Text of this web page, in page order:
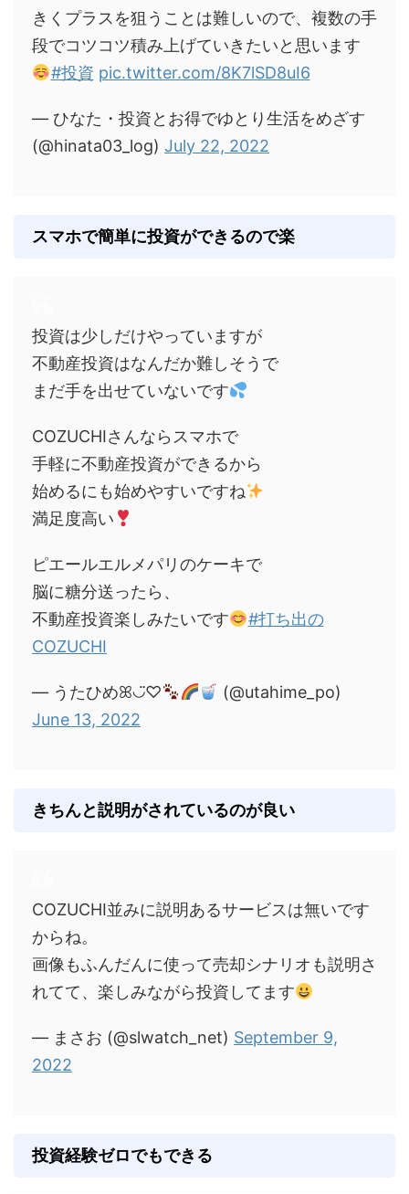
きくプラスを狙うことは難しいので、複数の手
段でコツコツ積み上げていきたいと思います
#投資 pic.twitter.com/8K7lSD8uI6
— ひなた・投資とお得でゆとり生活をめざす
(@hinata03_log) July 22, 2022
スマホで簡単に投資ができるので楽
投資は少しだけやっていますが
不動産投資はなんだか難しそうで
まだ手を出せていないです
COZUCHIさんならスマホで
手軽に不動産投資ができるから
始めるにも始めやすいですね
満足度高い
ピエールエルメパリのケーキで
脳に糖分送ったら、
不動産投資楽しみたいです
#打ち出の
COZUCHI
— うたひめꕤ◡̈♡
(@utahime_po)
June 13, 2022
きちんと説明がされているのが良い
COZUCHI並みに説明あるサービスは無いです
からね。
画像もふんだんに使って売却シナリオも説明さ
れてて、楽しみながら投資してます
— まさお (@slwatch_net) September 9,
2022
投資経験ゼロでもできる